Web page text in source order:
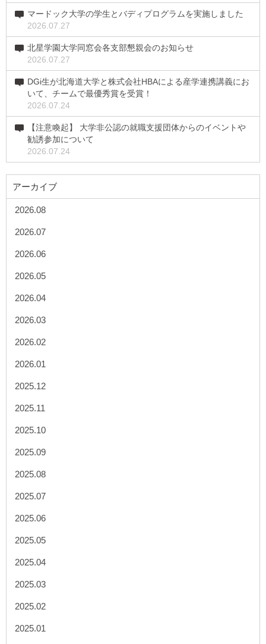
マードック大学の学生とバディプログラムを実施しました
2026.07.27
北星学園大学同窓会各支部懇親会のお知らせ
2026.07.27
DGi生が北海道大学と株式会社HBAによる産学連携講義にお
いて、チームで最優秀賞を受賞！
2026.07.24
【注意喚起】 大学非公認の就職支援団体からのイベントや
勧誘参加について
2026.07.24
アーカイブ
2026.08
2026.07
2026.06
2026.05
2026.04
2026.03
2026.02
2026.01
2025.12
2025.11
2025.10
2025.09
2025.08
2025.07
2025.06
2025.05
2025.04
2025.03
2025.02
2025.01